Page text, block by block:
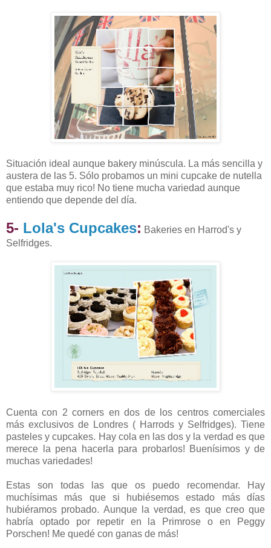
Situación ideal aunque bakery minúscula. La más sencilla y
austera de las 5. Sólo probamos un mini cupcake de nutella
que estaba muy rico! No tiene mucha variedad aunque
entiendo que depende del día.
5- Lola's Cupcakes: Bakeries en Harrod's y
Selfridges.
Cuenta con 2 corners en dos de los centros comerciales
más exclusivos de Londres ( Harrods y Selfridges). Tiene
pasteles y cupcakes. Hay cola en las dos y la verdad es que
merece la pena hacerla para probarlos! Buenísimos y de
muchas variedades!
Estas son todas las que os puedo recomendar. Hay
muchísimas más que si hubiésemos estado más días
hubiéramos probado. Aunque la verdad, es que creo que
habría optado por repetir en la Primrose o en Peggy
Porschen! Me quedé con ganas de más!